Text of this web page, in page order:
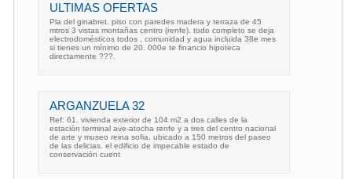
ULTIMAS OFERTAS
Pla del ginabret. piso con paredes madera y terraza de 45
mtros 3 vistas montañas centro (renfe). todo completo se deja
electrodomésticos todos , comunidad y agua incluida 38e mes
si tienes un mínimo de 20. 000e te financio hipoteca
directamente ???.
ARGANZUELA 32
Ref: 61. vivienda exterior de 104 m2 a dos calles de la
estación terminal ave-atocha renfe y a tres del centro nacional
de arte y museo reina sofia. ubicado a 150 metros del paseo
de las delicias. el edificio de impecable estado de
conservación cuent